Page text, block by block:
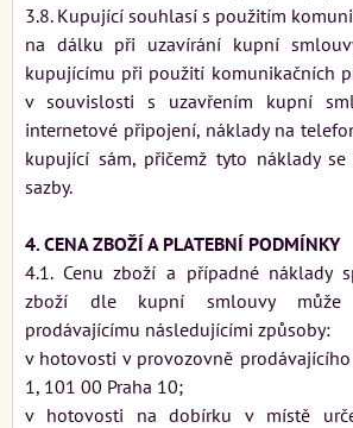
3.8. Kupující souhlasí s použitím
na dálku při uzavírání kupní
kupujícímu při použití komunikačních
v souvislosti s uzavřením kupní
internetové připojení, náklady na
kupující sám, přičemž tyto náklady
sazby.
4. CENA ZBOŽÍ A PLATEBNÍ PODMÍNKY
4.1. Cenu zboží a případné náklady
zboží dle kupní smlouvy může
prodávajícímu následujícími způsoby:
v hotovosti v provozovně prodávajícího
1, 101 00 Praha 10;
v hotovosti na dobírku v místě